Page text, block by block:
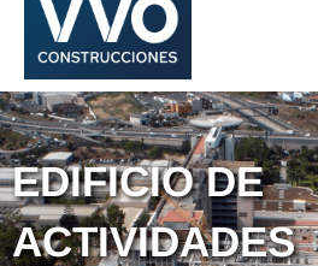
EDIFICIO DE
ACTIVIDADES